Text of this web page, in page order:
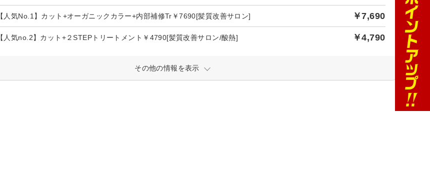
【人気No.1】カット+オーガニックカラー+内部補修Tr￥7690[髪質改善サロン] ￥7,690
【人気no.2】カット+２STEPトリートメント￥4790[髪質改善サロン/酸熱] ￥4,790
その他の情報を表示